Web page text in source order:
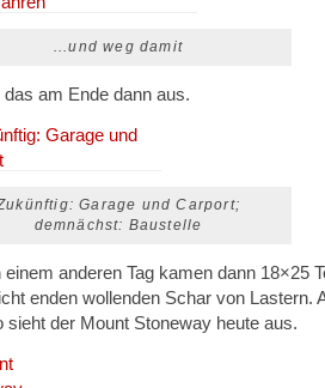
...und weg damit
das am Ende dann aus.
Garage und Carport;
demnächst: Baustelle
einem anderen Tag kamen dann 18×25
enden wollenden Schar von Lastern.
sieht der Mount Stoneway heute aus.